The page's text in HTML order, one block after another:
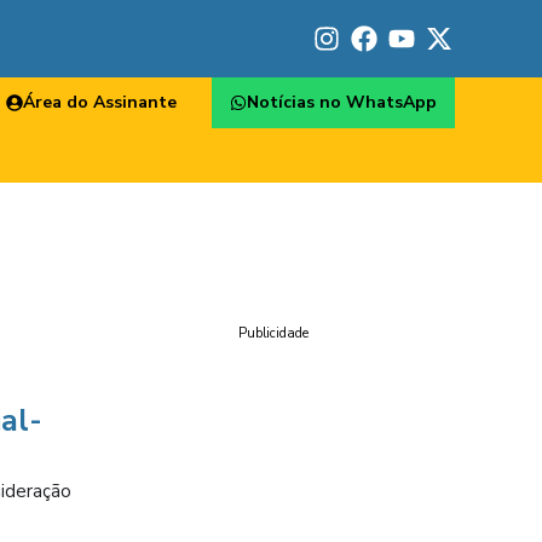
Área do Assinante Notícias no WhatsApp
Publicidade